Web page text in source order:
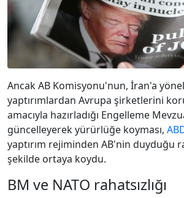
Ancak AB Komisyonu'nun, İran'a
yaptırımlardan Avrupa şirketlerini
amacıyla hazırladığı Engelleme
güncelleyerek yürürlüğe koyması,
yaptırım rejiminden AB'nin duyduğu
şekilde ortaya koydu.
BM ve NATO rahatsızlığı